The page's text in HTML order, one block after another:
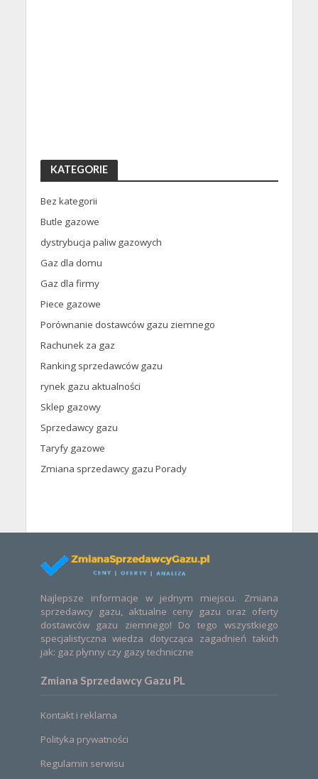
KATEGORIE
Bez kategorii
Butle gazowe
dystrybucja paliw gazowych
Gaz dla domu
Gaz dla firmy
Piece gazowe
Porównanie dostawców gazu ziemnego
Rachunek za gaz
Ranking sprzedawców gazu
rynek gazu aktualności
Sklep gazowy
Sprzedawcy gazu
Taryfy gazowe
Zmiana sprzedawcy gazu Porady
Najlepsze informacje w jednym miejscu. Zmiana
sprzedawcy gazu, aktualne ceny gazu oraz oferty
dostawców gazu ziemnego! Do tego wszystkiego
specjalistyczna wiedza dotycząca zagadnień takich
jak: gaz płynny czy gazy techniczne
Zmiana Sprzedawcy Gazu PL
Kontakt i reklama
Polityka prywatności
Regulamin serwisu